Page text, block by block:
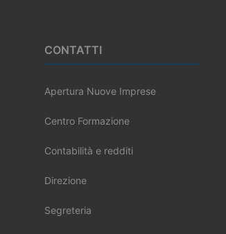
CONTATTI
Apertura Nuove Imprese
Centro Formazione
Contabilità e redditi
Direzione
Segreteria